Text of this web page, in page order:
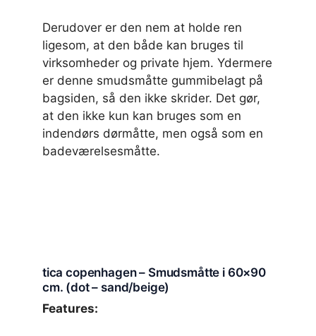
Derudover er den nem at holde ren
ligesom, at den både kan bruges til
virksomheder og private hjem. Ydermere
er denne smudsmåtte gummibelagt på
bagsiden, så den ikke skrider. Det gør,
at den ikke kun kan bruges som en
indendørs dørmåtte, men også som en
badeværelsesmåtte.
tica copenhagen – Smudsmåtte i 60×90
cm. (dot – sand/beige)
Features: